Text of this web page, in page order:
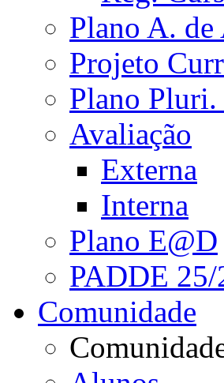
Plano A.
Projeto
Plano
Avaliação
Externa
Interna
Plano E@D
PADDE 25/
Comunidade